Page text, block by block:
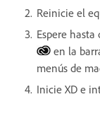
Reinicie el
Espere
en la
menús de
Inicie XD e